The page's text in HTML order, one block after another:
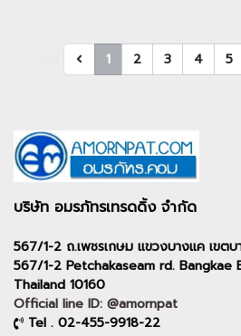
1 2 3 4 5
บริษัท อมรภัทรเทรดดิ้ง จำกัด
567/1-2 ถ.เพชรเกษม แขวงบางแค เขต
567/1-2 Petchakaseam rd. Bangkae
Thailand 10160
Official line ID: @amornpat
Tel . 02-455-9918-22